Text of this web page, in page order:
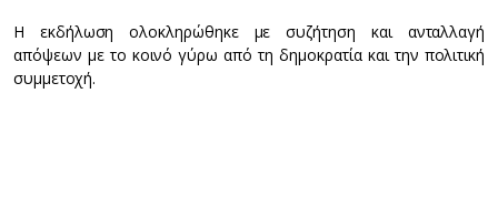
Η εκδήλωση ολοκληρώθηκε με συζήτηση και ανταλλαγή
απόψεων με το κοινό γύρω από τη δημοκρατία και την πολιτική
συμμετοχή.